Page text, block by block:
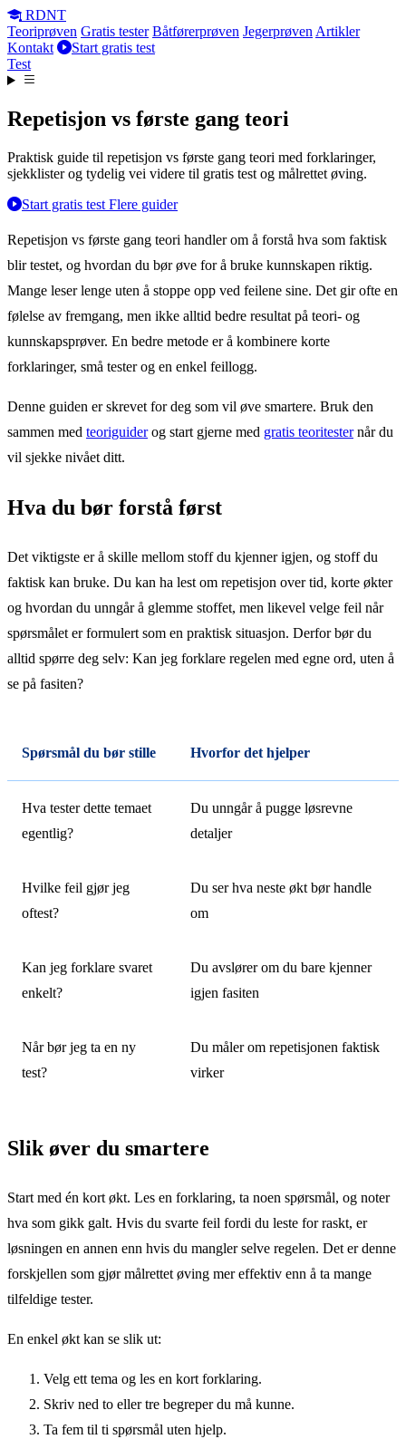
RDNT
Teoriprøven Gratis tester Båtførerprøven Jegerprøven Artikler
Kontakt
Start gratis test
Test
Repetisjon vs første gang teori
Praktisk guide til repetisjon vs første gang teori med forklaringer,
sjekklister og tydelig vei videre til gratis test og målrettet øving.
Start gratis test Flere guider
Repetisjon vs første gang teori handler om å forstå hva som faktisk
blir testet, og hvordan du bør øve for å bruke kunnskapen riktig.
Mange leser lenge uten å stoppe opp ved feilene sine. Det gir ofte en
følelse av fremgang, men ikke alltid bedre resultat på teori- og
kunnskapsprøver. En bedre metode er å kombinere korte
forklaringer, små tester og en enkel feillogg.
Denne guiden er skrevet for deg som vil øve smartere. Bruk den
sammen med teoriguiderog start gjerne med gratis teoritesternår du
vil sjekke nivået ditt.
Hva du bør forstå først
Det viktigste er å skille mellom stoff du kjenner igjen, og stoff du
faktisk kan bruke. Du kan ha lest om repetisjon over tid, korte økter
og hvordan du unngår å glemme stoffet, men likevel velge feil når
spørsmålet er formulert som en praktisk situasjon. Derfor bør du
alltid spørre deg selv: Kan jeg forklare regelen med egne ord, uten å
se på fasiten?
Spørsmål du bør stille Hvorfor det hjelper
Hva tester dette temaet
egentlig?
Du unngår å pugge løsrevne
detaljer
Hvilke feil gjør jeg
oftest?
Du ser hva neste økt bør handle
om
Kan jeg forklare svaret
enkelt?
Du avslører om du bare kjenner
igjen fasiten
Når bør jeg ta en ny
test?
Du måler om repetisjonen faktisk
virker
Slik øver du smartere
Start med én kort økt. Les en forklaring, ta noen spørsmål, og noter
hva som gikk galt. Hvis du svarte feil fordi du leste for raskt, er
løsningen en annen enn hvis du mangler selve regelen. Det er denne
forskjellen som gjør målrettet øving mer effektiv enn å ta mange
tilfeldige tester.
En enkel økt kan se slik ut:
Velg ett tema og les en kort forklaring.
Skriv ned to eller tre begreper du må kunne.
Ta fem til ti spørsmål uten hjelp.